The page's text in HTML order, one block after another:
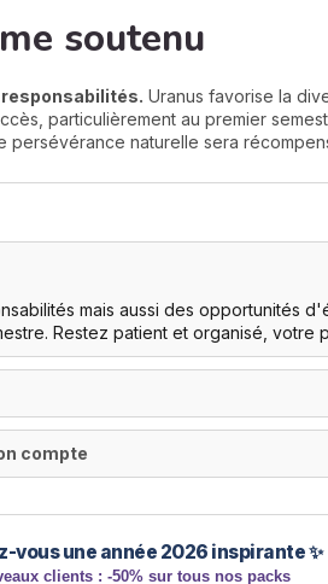
soutenu
Uranus favorise la
particulièrement au premier
naturelle sera
mais aussi des opportunités
Restez patient et organisé, votre
compte
vous une année 2026 inspirante ✨
clients : -50% sur tous nos packs